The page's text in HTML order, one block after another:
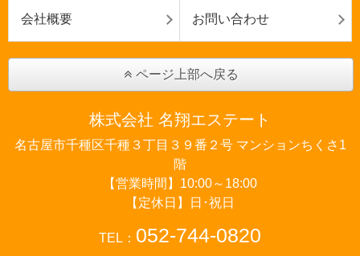
会社概要 お問い合わせ
ページ上部へ戻る
株式会社 名翔エステート
名古屋市千種区千種３丁目３９番２号 マンションちくさ1
階
【営業時間】10:00～18:00
【定休日】日･祝日
TEL： 052-744-0820